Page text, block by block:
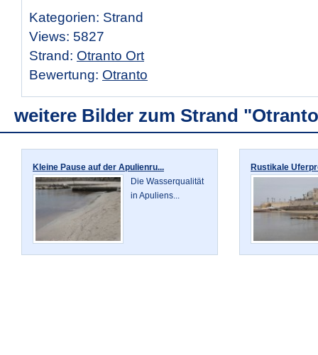
Kategorien: Strand
Views: 5827
Strand: Otranto Ort
Bewertung: Otranto
weitere Bilder zum Strand
Kleine Pause auf der Apulienru...
Die Wasserqualität
in Apuliens...
Rustikale